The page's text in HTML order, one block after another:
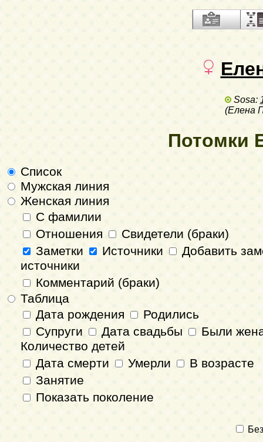
Sosa:
(Елена
Потомки
Список
Мужская линия
Женская линия
С фамилии
Отношения
Свидетели (браки)
Заметки
Источники
Добавить
источники
Комментарий (браки)
Таблица
Дата рождения
Родились
Супруги
Дата свадьбы
Были
Количество детей
Дата смерти
Умерли
В возрасте
Занятие
Показать поколение